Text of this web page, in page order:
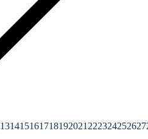
131415161718192021 222324252627